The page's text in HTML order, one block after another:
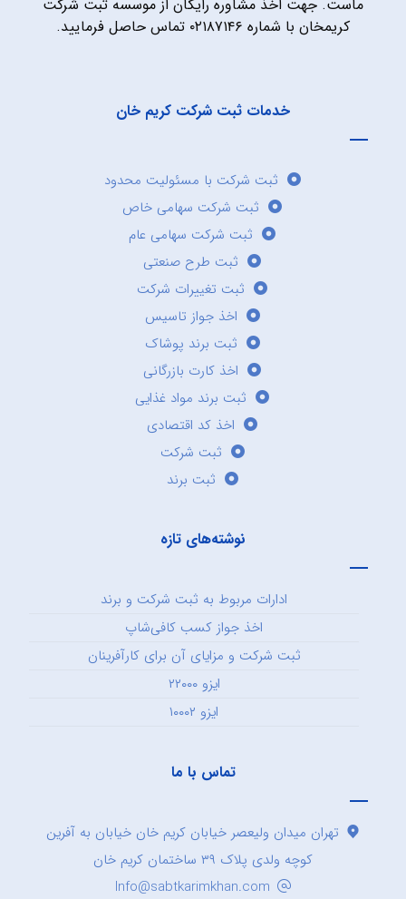
ماست. جهت اخذ مشاوره رایگان از موسسه ثبت شرکت
کریمخان با شماره ۰۲۱۸۷۱۴۶ تماس حاصل فرمایید.
خدمات ثبت شرکت کریم خان
ثبت شرکت با مسئولیت محدود
ثبت شرکت سهامی خاص
ثبت شرکت سهامی عام
ثبت طرح صنعتی
ثبت تغییرات شرکت
اخذ جواز تاسیس
ثبت برند پوشاک
اخذ کارت بازرگانی
ثبت برند مواد غذایی
اخذ کد اقتصادی
ثبت شرکت
ثبت برند
نوشته‌های تازه
ادارات مربوط به ثبت شرکت و برند
اخذ جواز کسب کافی‌شاپ
ثبت شرکت و مزایای آن برای کارآفرینان
ایزو ۲۲۰۰۰
ایزو ۱۰۰۰۲
تماس با ما
تهران میدان ولیعصر خیابان کریم خان خیابان به آفرین
کوچه ولدی پلاک ۳۹ ساختمان کریم خان
Info@sabtkarimkhan.com